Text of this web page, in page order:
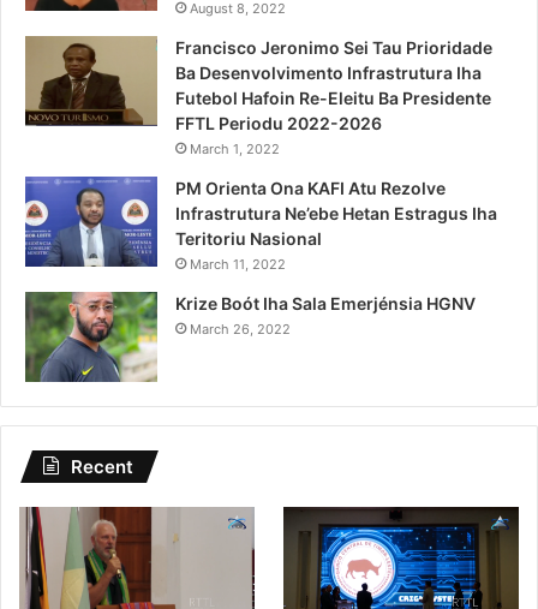
August 8, 2022
Francisco Jeronimo Sei Tau Prioridade
Ba Desenvolvimento Infrastrutura Iha
Futebol Hafoin Re-Eleitu Ba Presidente
FFTL Periodu 2022-2026
March 1, 2022
PM Orienta Ona KAFI Atu Rezolve
Infrastrutura Ne’ebe Hetan Estragus Iha
Teritoriu Nasional
March 11, 2022
Krize Boót Iha Sala Emerjénsia HGNV
March 26, 2022
Recent